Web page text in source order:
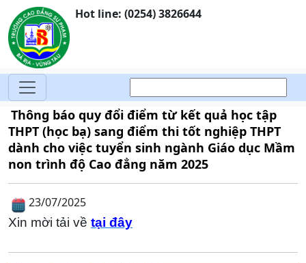
Hot line: (0254) 3826644
Thông báo quy đổi điểm từ kết quả học tập
THPT (học bạ) sang điểm thi tốt nghiệp THPT
dành cho việc tuyển sinh ngành Giáo dục Mầm
non trình độ Cao đẳng năm 2025
23/07/2025
Xin mời tải về tại đây